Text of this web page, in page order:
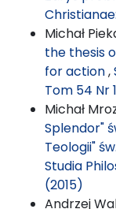
Michał
the thesis
for action,
Tom 54 Nr
Michał
Splendor"
Teologii"
Studia
(2015)
Andrzej